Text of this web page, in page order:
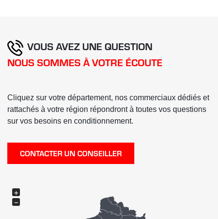
VOUS AVEZ UNE QUESTION
NOUS SOMMES À VOTRE ÉCOUTE
Cliquez sur votre département, nos commerciaux dédiés et
rattachés à votre région répondront à toutes vos questions
sur vos besoins en conditionnement.
CONTACTER UN CONSEILLER
+
−